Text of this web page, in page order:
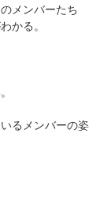
メンバーたち
かる。
るメンバーの姿